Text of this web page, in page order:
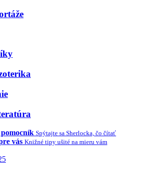
Spýtajte sa Sherlocka, čo čítať
vás Knižné tipy ušité na mieru vám